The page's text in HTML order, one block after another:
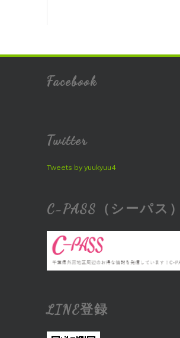
Facebook
Twitter
Tweets by yuukyuu4
C-PASS（シーパス）
LINE登録